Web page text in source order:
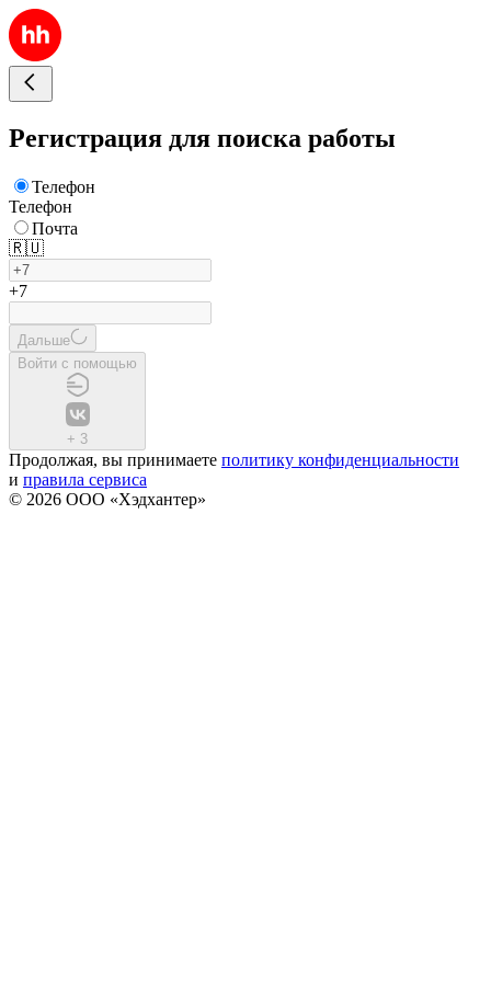
Регистрация для поиска работы
Телефон
Телефон
Почта
🇷🇺
+7
Дальше
Войти с помощью
+ 3
Продолжая, вы принимаете политику конфиденциальности
и правила сервиса
© 2026 ООО «Хэдхантер»